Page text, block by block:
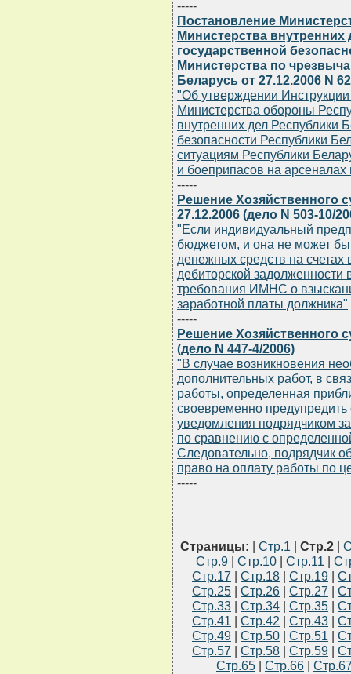
-----
Постановление
Министерства
государственной
Министерства по
Беларусь от 27.12.2006 N
"Об утверждении
Министерства обороны
внутренних дел Республики
безопасности Республики
ситуациям Республики
и боеприпасов на
-----
Решение Хозяйственного
27.12.2006 (дело N 503-10/
"Если индивидуальный
бюджетом, и она не может
денежных средств на
дебиторской задолженности
требования ИМНС о
заработной платы должника"
-----
Решение Хозяйственного
(дело N 447-4/2006)
"В случае возникновения
дополнительных работ, в
работы, определенная
своевременно предупредить
уведомления подрядчиком
по сравнению с
Следовательно, подрядчик
право на оплату работы по
-----
Страницы: | Стр.1 | Стр.2 |
Стр.9 | Стр.10 | Стр.11 |
Стр.17 | Стр.18 | Стр.19 |
Стр.25 | Стр.26 | Стр.27 |
Стр.33 | Стр.34 | Стр.35 |
Стр.41 | Стр.42 | Стр.43 |
Стр.49 | Стр.50 | Стр.51 |
Стр.57 | Стр.58 | Стр.59 |
Стр.65 | Стр.66 |